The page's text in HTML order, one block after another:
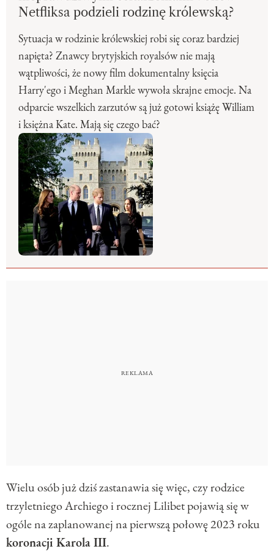
Netfliksa podzieli rodzinę królewską?
Sytuacja w rodzinie królewskiej robi się coraz bardziej
napięta? Znawcy brytyjskich royalsów nie mają
wątpliwości, że nowy film dokumentalny księcia
Harry'ego i Meghan Markle wywoła skrajne emocje. Na
odparcie wszelkich zarzutów są już gotowi książę William
i księżna Kate. Mają się czego bać?
Wielu osób już dziś zastanawia się więc, czy rodzice
trzyletniego Archiego i rocznej Lilibet pojawią się w
ogóle na zaplanowanej na pierwszą połowę 2023 roku
koronacji Karola III.